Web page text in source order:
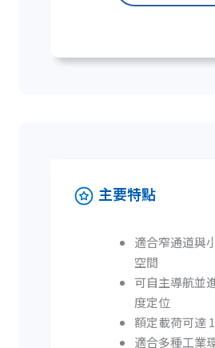
主要特點
適合窄通道與
空間
可自主導航並
度定位
額定載荷可達
適合多種工業